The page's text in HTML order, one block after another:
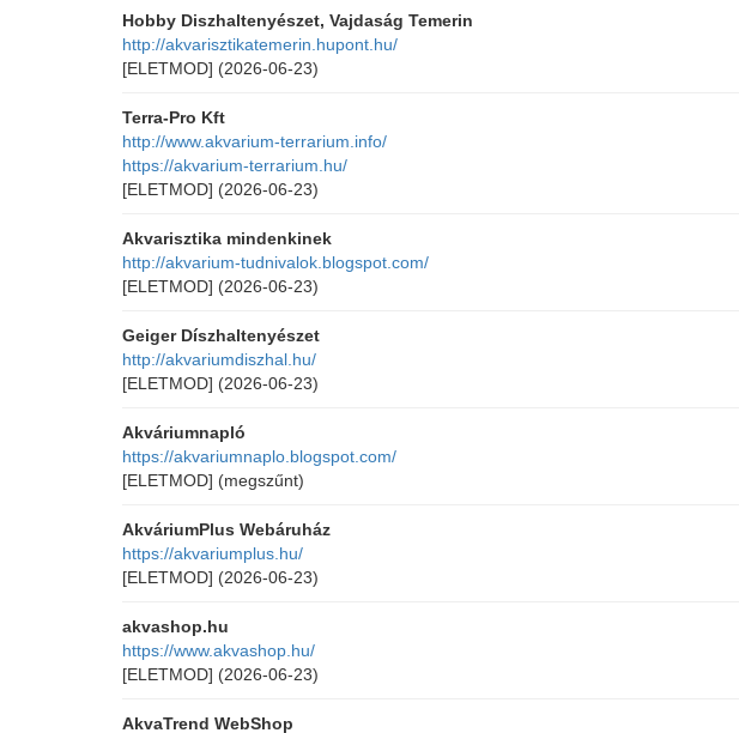
Hobby Diszhaltenyészet, Vajdaság Temerin
http://akvarisztikatemerin.hupont.hu/
[ELETMOD] (2026-06-23)
Terra-Pro Kft
http://www.akvarium-terrarium.info/
https://akvarium-terrarium.hu/
[ELETMOD] (2026-06-23)
Akvarisztika mindenkinek
http://akvarium-tudnivalok.blogspot.com/
[ELETMOD] (2026-06-23)
Geiger Díszhaltenyészet
http://akvariumdiszhal.hu/
[ELETMOD] (2026-06-23)
Akváriumnapló
https://akvariumnaplo.blogspot.com/
[ELETMOD] (megszűnt)
AkváriumPlus Webáruház
https://akvariumplus.hu/
[ELETMOD] (2026-06-23)
akvashop.hu
https://www.akvashop.hu/
[ELETMOD] (2026-06-23)
AkvaTrend WebShop